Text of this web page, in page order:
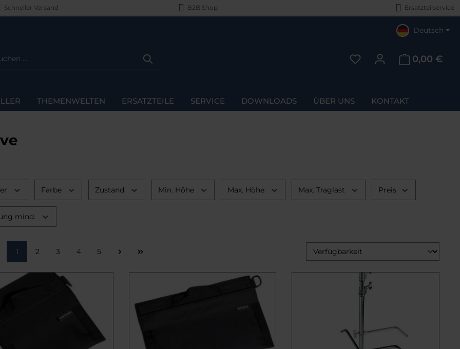
Schneller Versand B2B Shop Ersatzteilservice
Deutsch
Du hast 0 Produkte auf
0,00 €
THEMENWELTEN ERSATZTEILE SERVICE DOWNLOADS ÜBER UNS KONTAKT
Farbe Zustand Min. Höhe Max. Höhe Max. Traglast Preis
mind.
Seite
1 Seite
2 Seite
3 Seite
4 Seite
5